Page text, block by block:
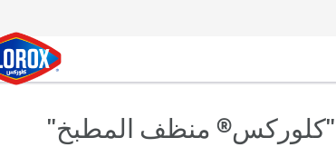
"كلوركس® منظف المطبخ"